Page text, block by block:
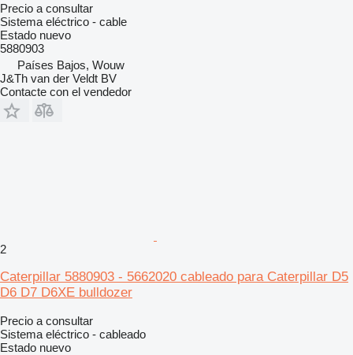
Precio a consultar
Sistema eléctrico - cable
Estado nuevo
5880903
Países Bajos, Wouw
J&Th van der Veldt BV
Contacte con el vendedor
2
Caterpillar 5880903 - 5662020 cableado para Caterpillar D5
D6 D7 D6XE bulldozer
Precio a consultar
Sistema eléctrico - cableado
Estado nuevo